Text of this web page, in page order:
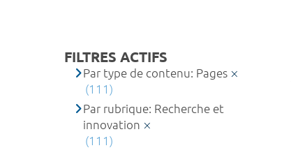
FILTRES ACTIFS
Par type de contenu: Pages
(111)
Par rubrique: Recherche et
innovation
(111)